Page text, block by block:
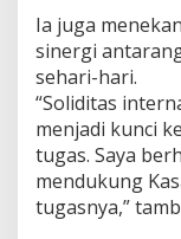
Ia juga
sinergi
sehari-hari.
“Soliditas
menjadi kunci
tugas. Saya
mendukung
tugasnya,”